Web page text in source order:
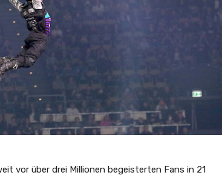
vor über drei Millionen begeisterten Fans in 21